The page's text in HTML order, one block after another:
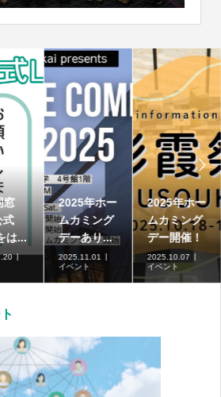
窓
式
は...
2025年ホー
ムカミング
デーあり...
2025.11.01
イベント
2025年ホー
ムカミング
デー開催！
2025.10.07
イベント
